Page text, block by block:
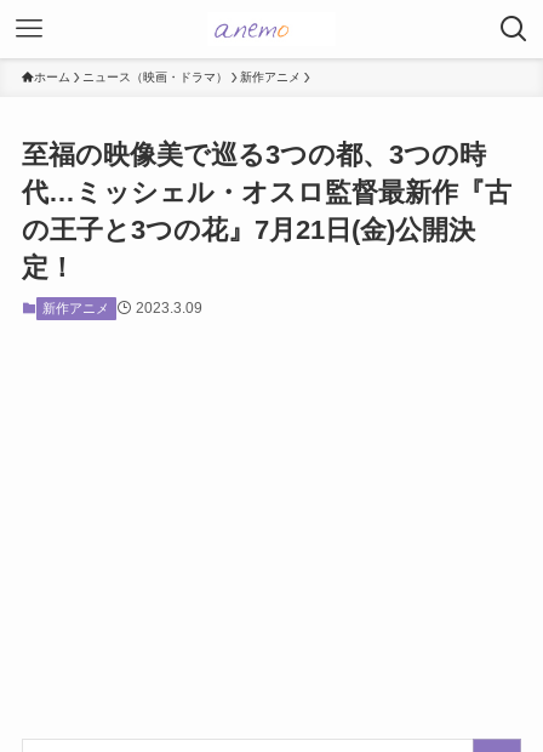
ホーム ニュース（映画・ドラマ） 新作アニメ
至福の映像美で巡る3つの都、3つの時
代…ミッシェル・オスロ監督最新作『古
の王子と3つの花』7月21日(金)公開決
定！
新作アニメ 2023.3.09